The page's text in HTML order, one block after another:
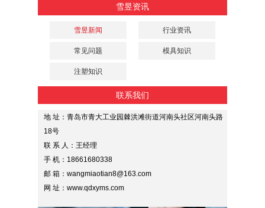
雪昱资讯
雪昱新闻 行业资讯
常见问题 模具知识
注塑知识
联系我们
地 址：青岛市青大工业园棘洪滩街道河南头社区河南头路
18号
联 系 人：王经理
手 机：18661680338
邮 箱：wangmiaotian8@163.com
网 址：www.qdxyms.com